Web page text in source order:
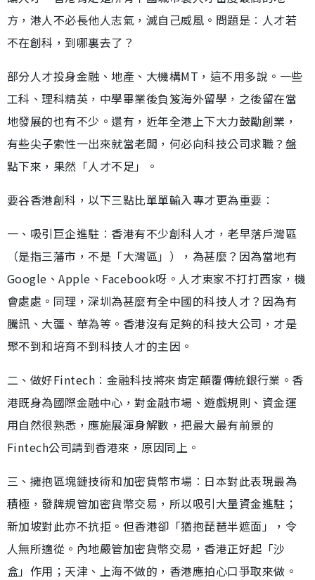
方，港人不必長他人志氣，滅自己威風。問題是︰人才若
不在創科，到哪裏去了？
部分人才投身金融、地產、大機構MT，這不用多說。一些
工科、理科精英，中學畢業後負笈海外留學，之後留在當
地發展的也有不少。還有，近年全港上下大力鼓勵創業，
有些尖子索性一出來就當老闆，何必向科技公司求職？盤
點下來，果然「人才不足」。
要谷香港創科，以下三點比單單輸入專才更為重要︰
一、吸引巨企進駐︰香港有不少創科人才，老早落戶灣區
（是指三藩市，不是「大灣區」），為甚麼？因為當地有
Google、Apple、Facebook呀。人才東家不打打西家，機
會處處。同理，深圳為甚麼有全中國的科技人才？因為有
騰訊、大疆、華為等。香港沒有足夠的科技大公司，才是
聚不到和培育不到科技人才的主因。
二、做好Fintech︰金融科技將來肯定顛覆傳統銀行業。香
港既身為國際金融中心，對金融市場、遊戲規則、資金運
用自然很熟悉，應施展渾身解數，把最大最有前景的
Fintech公司請到香港來，原因同上。
三、擁抱區塊鏈技術和加密貨幣市場︰日本對此表現最為
積極，發牌規管加密貨幣交易，所以吸引大量資金進駐；
新加坡對此亦不抗拒。但香港卻「猶抱琵琶半遮面」，令
人無所適從。內地嚴管加密貨幣交易，香港正好起「沙
盒」作用；天津、上海不做的，香港應拍心口爭取來做。